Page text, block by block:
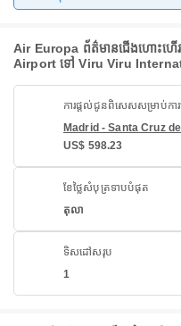
Air Europa ព័ត៌មានជើងហោះហ
Airport ទៅ Viru Viru
ការផ្តល់ជូនពិសេសសម្រាប់កា
Madrid - Santa Cruz
US$ 598.23
ខែថ្លៃសំបុត្រទាបបំផុត
តុលា
ទិសដៅសរុប
1